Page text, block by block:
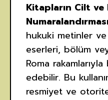
Kitapların Cilt ve
hukuki metinler
eserleri, bölüm
Roma
edebilir. Bu
resmiyet ve